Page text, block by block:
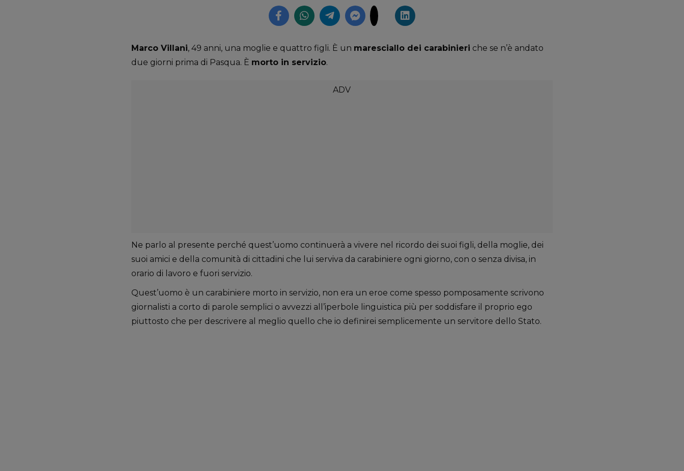
Marco Villani, 49 anni, una moglie e quattro figli. È un maresciallo dei carabinieri che se n’è andato
due giorni prima di Pasqua. È morto in servizio.
Ne parlo al presente perché quest’uomo continuerà a vivere nel ricordo dei suoi figli, della moglie, dei
suoi amici e della comunità di cittadini che lui serviva da carabiniere ogni giorno, con o senza divisa, in
orario di lavoro e fuori servizio.
Quest’uomo è un carabiniere morto in servizio, non era un eroe come spesso pomposamente scrivono
giornalisti a corto di parole semplici o avvezzi all’iperbole linguistica più per soddisfare il proprio ego
piuttosto che per descrivere al meglio quello che io definirei semplicemente un servitore dello Stato.